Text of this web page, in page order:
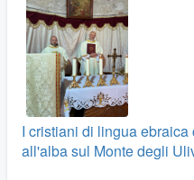
I cristiani di lingua
all'alba sul Monte degli